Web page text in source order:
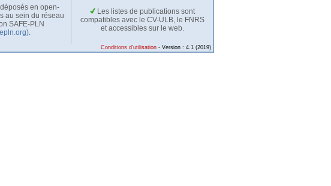
en open-
au sein du réseau
SAFE-PLN
.
Les listes de publications sont
compatibles avec le CV-ULB, le FNRS
et accessibles sur le web.
Conditions d'utilisation - Version : 4.1 (2019)